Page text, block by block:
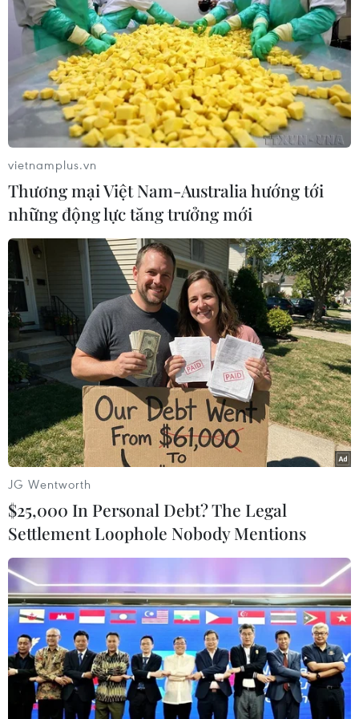
Xung đột Israel-Palestine
Israel mở rộng hoạt động chống khủng bố tại
Bờ Tây
Các dự án giao thông của Israel “tái định hình”
Bờ Tây về mặt địa lý
các khu định cư Bờ Tây
Việt Nam kêu gọi giảm leo thang căng thẳng
tại khu vực Trung Đông
Israel thúc đẩy phê duyệt 34 khu định cư mới tại
Bờ Tây
TIN LIÊN QUAN
Mỹ, Đức và Anh kêu gọi giảm leo thang
vietnamplus.vn
Thương mại Việt Nam-Australia hướng tới
những động lực tăng trưởng mới
JG Wentworth
$25,000 In Personal Debt? The Legal
Settlement Loophole Nobody Mentions